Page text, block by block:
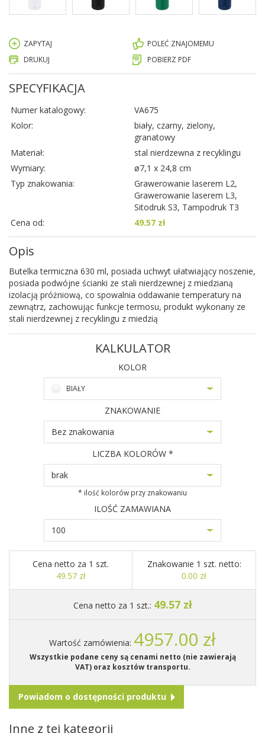
ZAPYTAJ
POLEĆ ZNAJOMEMU
DRUKUJ
POBIERZ PDF
SPECYFIKACJA
Numer katalogowy:
VA675
Kolor:
biały, czarny, zielony,
granatowy
Materiał:
stal nierdzewna z recyklingu
Wymiary:
ø7,1 x 24,8 cm
Typ znakowania:
Grawerowanie laserem L2,
Grawerowanie laserem L3,
Sitodruk S3, Tampodruk T3
Cena od:
49.57 zł
Opis
Butelka termiczna 630 ml, posiada uchwyt ułatwiający noszenie,
posiada podwójne ścianki ze stali nierdzewnej z miedzianą
izolacją próżniową, co spowalnia oddawanie temperatury na
zewnątrz, zachowując funkcje termosu, produkt wykonany ze
stali nierdzewnej z recyklingu z miedzią
KALKULATOR
KOLOR
BIAŁY
ZNAKOWANIE
Bez znakowania
LICZBA KOLORÓW *
brak
* ilość kolorów przy znakowaniu
ILOŚĆ ZAMAWIANA
100
Cena netto za 1 szt.
49.57 zł
Znakowanie 1 szt. netto:
0.00 zł
Cena netto za 1 szt.: 49.57 zł
Wartość zamówienia: 4957.00 zł
Wszystkie podane ceny są cenami netto (nie zawierają
VAT) oraz kosztów transportu.
Powiadom o dostępności produktu
Inne z tej kategorii